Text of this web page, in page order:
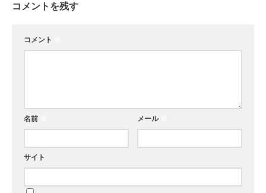
コメントを残す
コメント
名前 メール
サイト